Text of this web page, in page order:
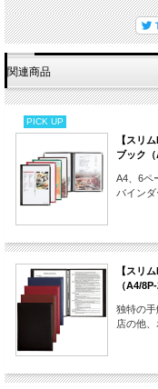
関連商品
PICK UP
【スリ
ブック（
A4、6ペ
バイン
【スリ
（A4/
独特の
店の他